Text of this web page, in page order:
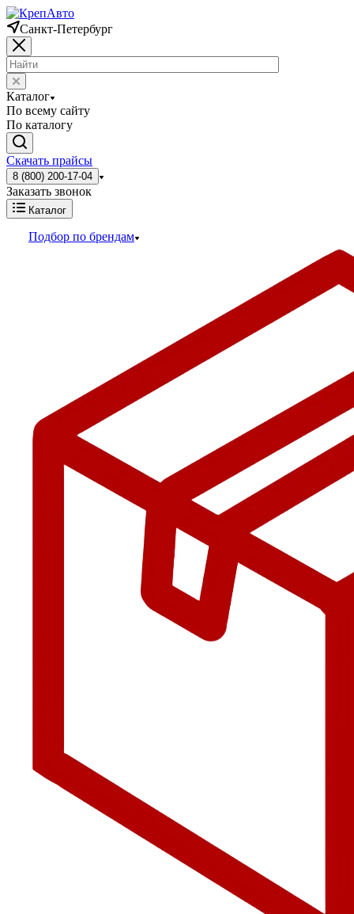
Санкт-Петербург
Каталог
По всему сайту
По каталогу
Скачать прайсы
8 (800) 200-17-04
Заказать звонок
Каталог
Подбор по брендам